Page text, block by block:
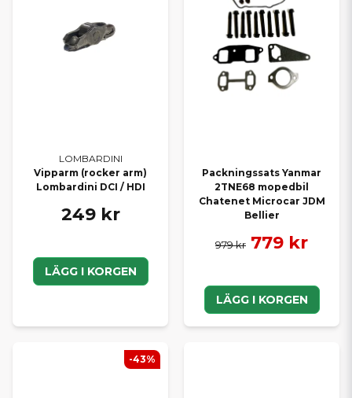
LOMBARDINI
Vipparm (rocker arm)
Lombardini DCI / HDI
249 kr
LÄGG I KORGEN
Packningssats Yanmar
2TNE68 mopedbil
Chatenet Microcar JDM
Bellier
979 kr 779 kr
LÄGG I KORGEN
-43%